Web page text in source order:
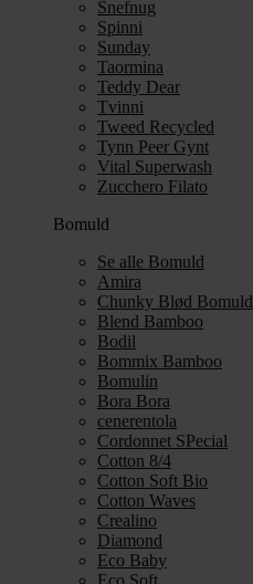
Snefnug
Spinni
Sunday
Taormina
Teddy Dear
Tvinni
Tweed Recycled
Tynn Peer Gynt
Vital Superwash
Zucchero Filato
Bomuld
Se alle Bomuld
Amira
Chunky Blød Bomuld
Blend Bamboo
Bodil
Bommix Bamboo
Bomulin
Bora Bora
cenerentola
Cordonnet SPecial
Cotton 8/4
Cotton Soft Bio
Cotton Waves
Crealino
Diamond
Eco Baby
Eco Soft